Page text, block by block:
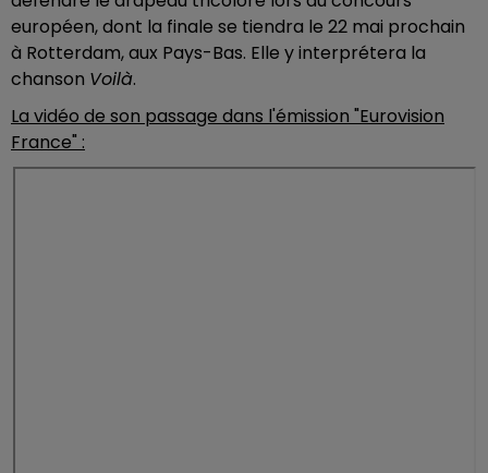
européen, dont la finale se tiendra le 22 mai prochain
à Rotterdam, aux Pays-Bas. Elle y interprétera la
chanson Voilà.
La vidéo de son passage dans l'émission "Eurovision
France" :